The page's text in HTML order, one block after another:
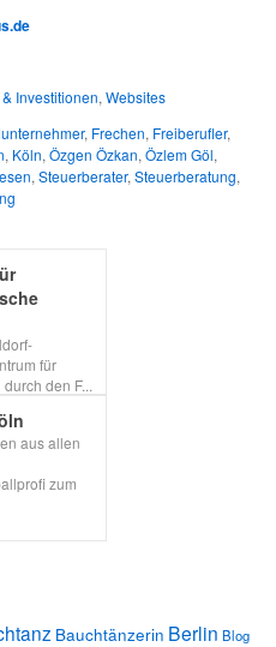
Investitionen, Websites
, Frechen, Freiberufler,
, Köln, Özgen Özkan, Özlem Göl,
, Steuerberater, Steuerberatung,
für
den F...
aus allen
zum
Bauchtänzerin Berlin Blog